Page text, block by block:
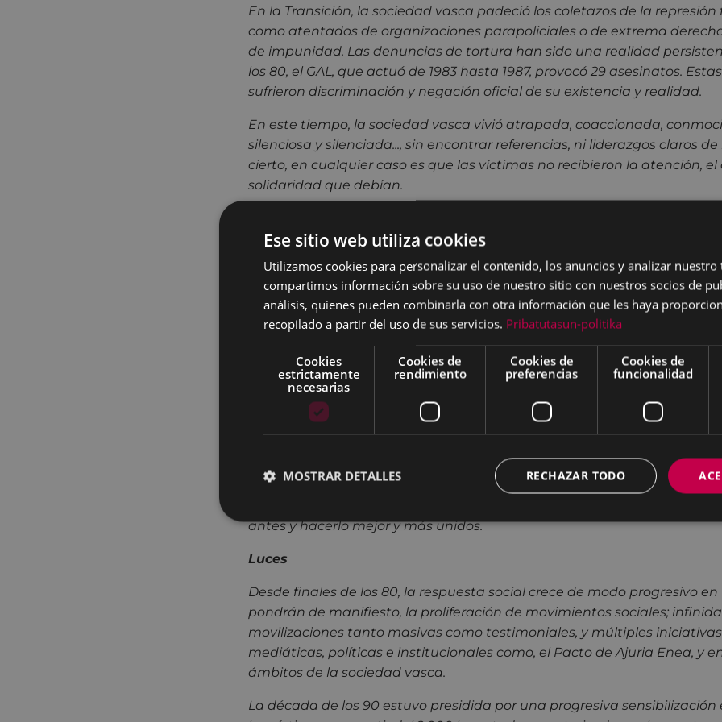
En la Transición, la sociedad vasca padeció los coletazos de la
como atentados de organizaciones parapoliciales o de extrema
de impunidad. Las denuncias de tortura han sido una realidad
los 80, el GAL, que actuó de 1983 hasta 1987, provocó 29 asesinatos.
sufrieron discriminación y negación oficial de su existencia y realidad.
En este tiempo, la sociedad vasca vivió atrapada, coaccionada,
silenciosa y silenciada..., sin encontrar referencias, ni liderazgos claros
cierto, en cualquier caso es que las víctimas no recibieron la atención, el
solidaridad que debían.
los partidos políticos, los medios de comunicación o los agentes
gran sombra que debe ser asumida de modo crítico y autocrítico.
Reconocemos explícitamente que, hasta primeros de los 90, en
llegamos tarde a la causa de las víctimas, a la sensibilidad y respuesta
reconocemos que no todas las víctimas recibieron una misma
institucional, dependiendo de quién fuese el victimario o dónde fuese
También debemos reconocer críticamente que, en los años siguientes,
divisiones políticas desdibujaron la unidad en la solidaridad y en el
Hacemos autocrítica por todo ello. Pedimos perdón a las víctimas de la
70 y 80 por la desatención que padecieron. Queremos subrayar
reconocimiento ante las víctimas provocadas por ETA, porque esta
antes y hacerlo mejor y más unidos.
Luces
Desde finales de los 80, la respuesta social crece de modo progresivo en
pondrán de manifiesto, la proliferación de movimientos sociales;
movilizaciones tanto masivas como testimoniales, y múltiples iniciativas
mediáticas, políticas e institucionales como, el Pacto de Ajuria Enea, y
ámbitos de la sociedad vasca.
La década de los 90 estuvo presidida por una progresiva sensibilización
Ese sitio web utiliza cookies
Utilizamos cookies para personalizar el contenido, los anuncios y analizar
compartimos información sobre su uso de nuestro sitio con nuestros socios de
análisis, quienes pueden combinarla con otra información que les haya
recopilado a partir del uso de sus servicios. Pribatutasun-politika
Cookies
estrictamente
necesarias
Cookies de
rendimiento
Cookies de
preferencias
Cookies de
funcionalidad
RECHAZAR TODO
MOSTRAR DETALLES